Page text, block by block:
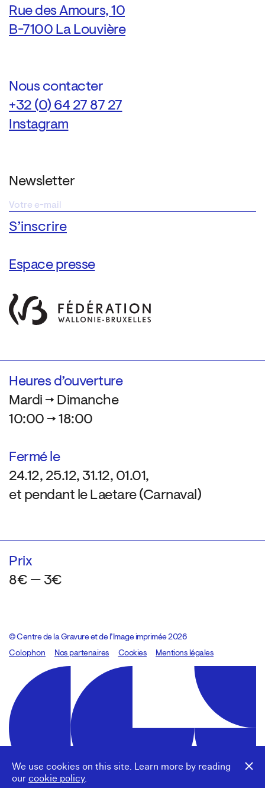
We use cookies on this site. Learn more by reading
our cookie policy.
Rue des Amours, 10
B-7100 La Louvière
Nous contacter
+32 (0) 64 27 87 27
Instagram
Newsletter
Espace presse
Heures d’ouverture
Mardi → Dimanche
10:00 → 18:00
Fermé le
24.12, 25.12, 31.12, 01.01,
et pendant le Laetare (Carnaval)
Prix
8€ — 3€
© Centre de la Gravure et de l’Image imprimée 2026
Colophon
Design:Marcel Kaczmarek, code:8080.studio
Nos partenaires Cookies Mentions légales